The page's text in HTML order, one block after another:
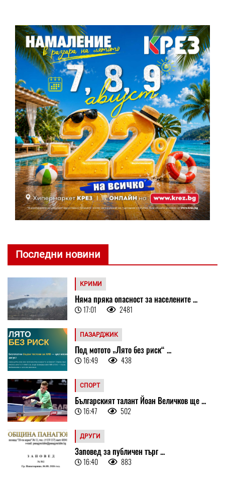
Последни новини
КРИМИ
Няма пряка опасност за населените ...
17:01 2481
ПАЗАРДЖИК
Под мотото „Лято без риск“ ...
16:49 438
СПОРТ
Българският талант Йоан Величков ще ...
16:47 502
ДРУГИ
Заповед за публичен търг ...
16:40 883